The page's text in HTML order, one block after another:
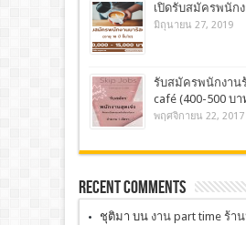
เปิดรับสมัครพนัก
มิถุนายน 27, 2019
รับสมัครพนักงาน
café (400-500 บ
พฤศจิกายน 22, 2017
Recent Comments
ชุติมา บน งาน part time ร้า